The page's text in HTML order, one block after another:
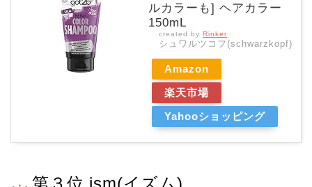
ルカラーも] ヘアカラー
150mL
created by Rinker
シュワルツコフ(schwarzkopf)
Amazon
楽天市場
Yahooショッピング
第３位 ism(イズム)